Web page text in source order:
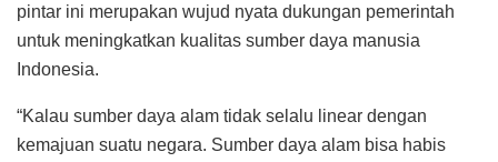
pintar ini merupakan wujud nyata dukungan pemerintah
untuk meningkatkan kualitas sumber daya manusia
Indonesia.
“Kalau sumber daya alam tidak selalu linear dengan
kemajuan suatu negara. Sumber daya alam bisa habis